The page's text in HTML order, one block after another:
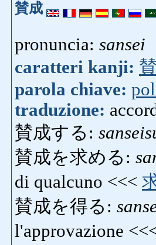
賛成
pronuncia: sansei
caratteri kanji:
parola chiave:
traduzione:
賛成する:
賛成を求める:
di qualcuno <<<
賛成を得る:
l'approvazione